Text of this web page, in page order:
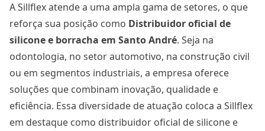
A Sillflex atende a uma ampla gama de setores, o que
reforça sua posição como Distribuidor oficial de
silicone e borracha em Santo André. Seja na
odontologia, no setor automotivo, na construção civil
ou em segmentos industriais, a empresa oferece
soluções que combinam inovação, qualidade e
eficiência. Essa diversidade de atuação coloca a Sillflex
em destaque como distribuidor oficial de silicone e